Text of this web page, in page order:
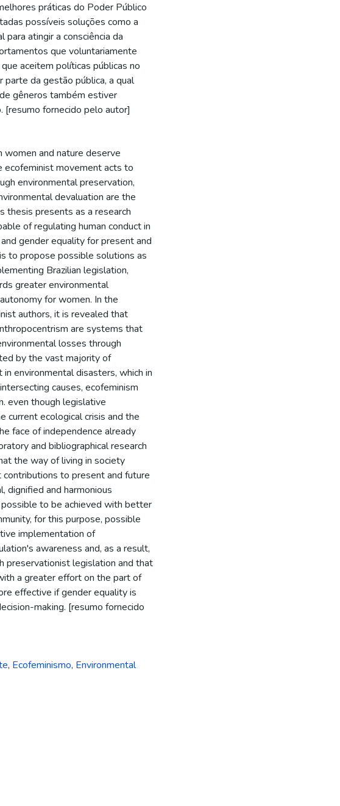
práticas do Poder Público
possíveis soluções como a
atingir a consciência da
que voluntariamente
aceitem políticas públicas no
da gestão pública, a qual
gêneros também estiver
[resumo fornecido pelo autor]
and nature deserve
ecofeminist movement acts to
environmental preservation,
devaluation are the
thesis presents as a research
of regulating human conduct in
gender equality for present and
to propose possible solutions as
Brazilian legislation,
greater environmental
for women. In the
authors, it is revealed that
are systems that
losses through
by the vast majority of
environmental disasters, which in
causes, ecofeminism
even though legislative
current ecological crisis and the
face of independence already
and bibliographical research
the way of living in society
to present and future
dignified and harmonious
to be achieved with better
for this purpose, possible
implementation of
awareness and, as a result,
preservationist legislation and that
a greater effort on the part of
effective if gender equality is
making. [resumo fornecido
, Ecofeminismo, Environmental